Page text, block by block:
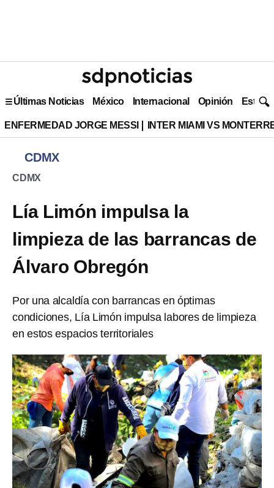
Últimas Noticias México Internacional Opinión Estilo
ENFERMEDAD JORGE MESSI INTER MIAMI VS
CDMX
CDMX
Lía Limón impulsa la
limpieza de las barrancas de
Álvaro Obregón
Por una alcaldía con barrancas en óptimas
condiciones, Lía Limón impulsa labores de limpieza
en estos espacios territoriales